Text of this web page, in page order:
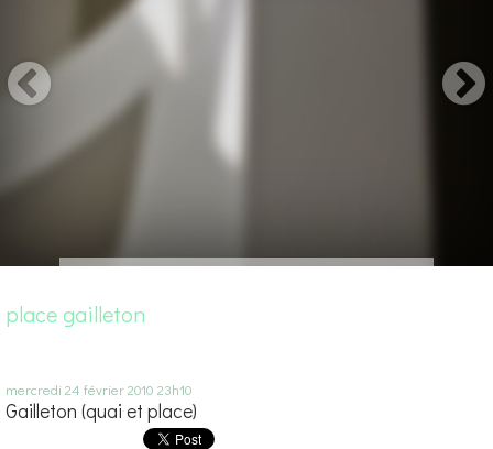
place gailleton
mercredi 24 février 2010 23h10
Gailleton (quai et place)